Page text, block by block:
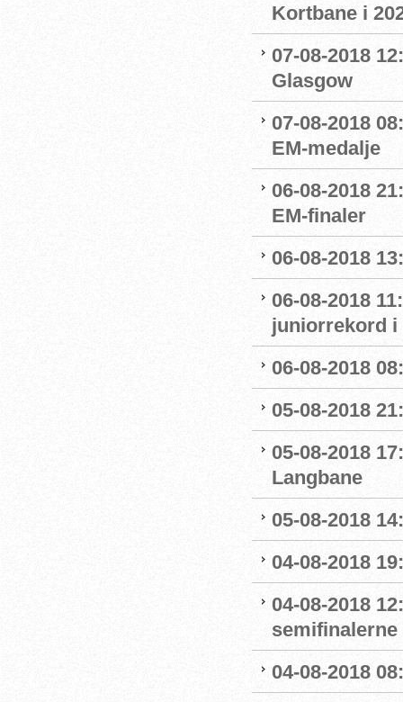
Kortbane i
07-08-2018
Glasgow
07-08-2018
EM-medalje
06-08-2018
EM-finaler
06-08-2018
06-08-2018
juniorrekord i
06-08-2018
05-08-2018
05-08-2018
Langbane
05-08-2018
04-08-2018
04-08-2018
semifinalerne
04-08-2018